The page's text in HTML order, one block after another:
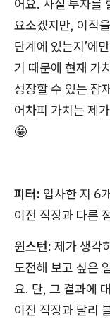
어요. 사실 투자를
요소겠지만, 이직
단계에 있는지’에
기 때문에 현재 가
성장할 수 있는 잠
어차피 가치는 제
🤩
피터: 입사한 지 6
이전 직장과 다른
윈스턴: 제가 생각
도전해 보고 싶은
요. 단, 그 결과에
이전 직장과 달리